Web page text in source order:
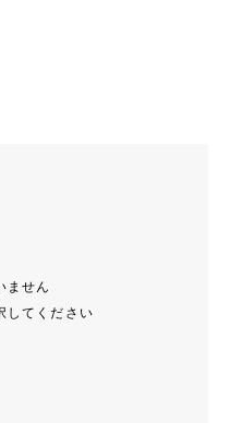
ません
してください